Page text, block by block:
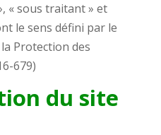
« sous traitant » et
le sens défini par le
Protection des
679)
du site